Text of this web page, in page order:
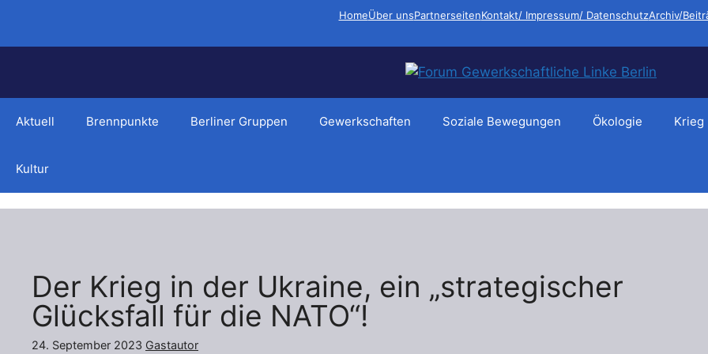
springen
HomeÜber unsPartnerseitenKontakt/ Impressum/ DatenschutzArchiv/
Aktuell Brennpunkte Berliner Gruppen Gewerkschaften Soziale Bewegungen Ökologie Krieg
Kultur
Der Krieg in der Ukraine, ein „strategischer
Glücksfall für die NATO“!
24. September 2023 Gastautor